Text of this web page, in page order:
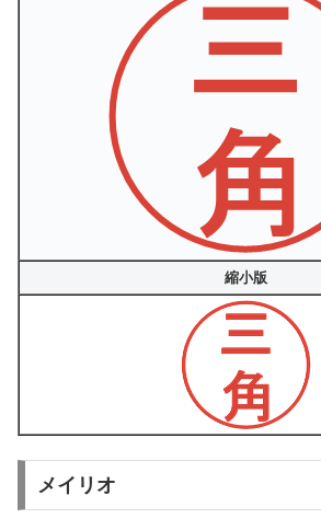
縮小版
メイリオ